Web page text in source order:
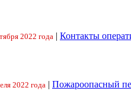
2022 года | Контакты
2022 года | Пожароопасный